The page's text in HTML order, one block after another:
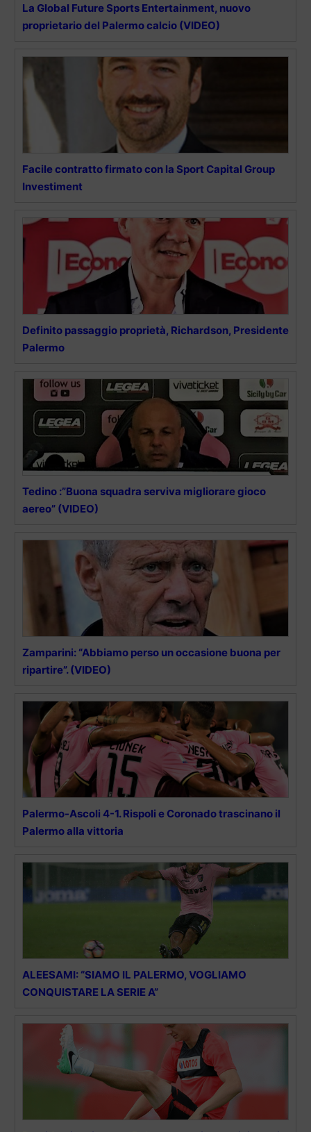
La Global Future Sports Entertainment, nuovo
proprietario del Palermo calcio (VIDEO)
Facile contratto firmato con la Sport Capital Group
Investiment
Definito passaggio proprietà, Richardson, Presidente
Palermo
Tedino :”Buona squadra serviva migliorare gioco
aereo” (VIDEO)
Zamparini: “Abbiamo perso un occasione buona per
ripartire”. (VIDEO)
Palermo-Ascoli 4-1. Rispoli e Coronado trascinano il
Palermo alla vittoria
ALEESAMI: “SIAMO IL PALERMO, VOGLIAMO
CONQUISTARE LA SERIE A”